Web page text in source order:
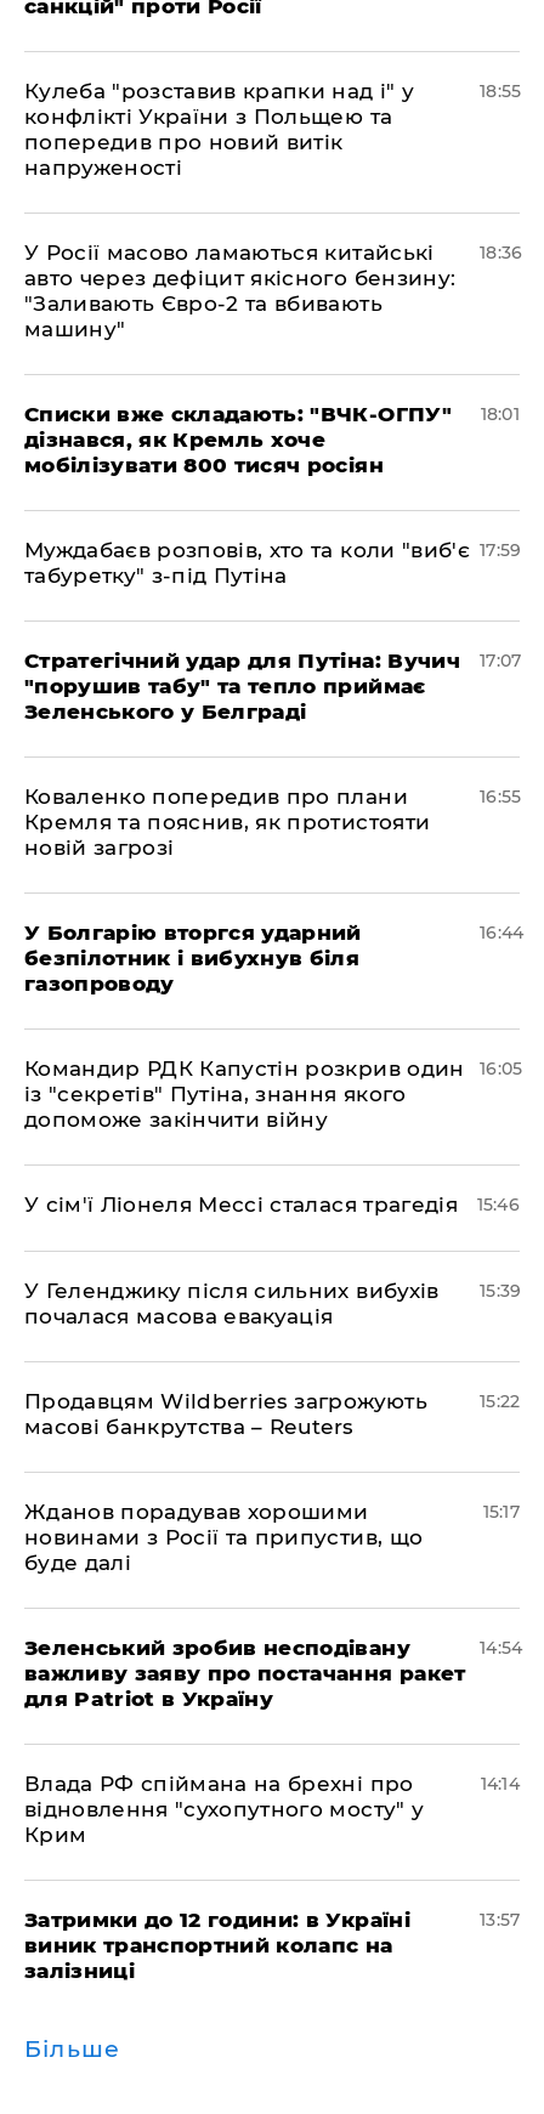
санкцій" проти Росії
Кулеба "розставив крапки над і" у
конфлікті України з Польщею та
попередив про новий витік
напруженості
18:55
У Росії масово ламаються китайські
авто через дефіцит якісного бензину:
"Заливають Євро-2 та вбивають
машину"
18:36
Списки вже складають: "ВЧК-ОГПУ"
дізнався, як Кремль хоче
мобілізувати 800 тисяч росіян
18:01
Муждабаєв розповів, хто та коли "виб'є
табуретку" з-під Путіна
17:59
Стратегічний удар для Путіна: Вучич
"порушив табу" та тепло приймає
Зеленського у Белграді
17:07
Коваленко попередив про плани
Кремля та пояснив, як протистояти
новій загрозі
16:55
У Болгарію вторгся ударний
безпілотник і вибухнув біля
газопроводу
16:44
Командир РДК Капустін розкрив один
із "секретів" Путіна, знання якого
допоможе закінчити війну
16:05
У сім'ї Ліонеля Мессі сталася трагедія 15:46
У Геленджику після сильних вибухів
почалася масова евакуація
15:39
Продавцям Wildberries загрожують
масові банкрутства – Reuters
15:22
Жданов порадував хорошими
новинами з Росії та припустив, що
буде далі
15:17
Зеленський зробив несподівану
важливу заяву про постачання ракет
для Patriot в Україну
14:54
Влада РФ спіймана на брехні про
відновлення "сухопутного мосту" у
Крим
14:14
Затримки до 12 години: в Україні
виник транспортний колапс на
залізниці
13:57
Більше